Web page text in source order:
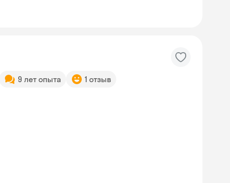
9 лет опыта 1 отзыв